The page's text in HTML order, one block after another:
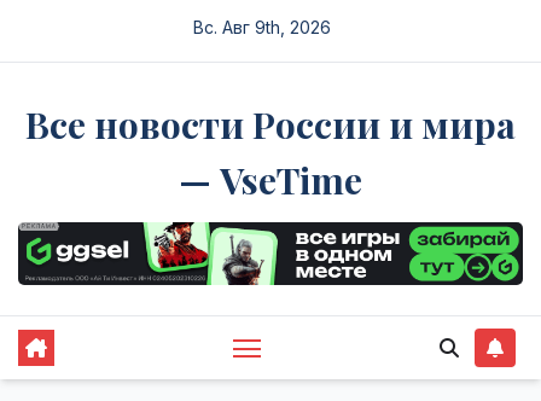
Вс. Авг 9th, 2026
Все новости России и мира
— VseTime